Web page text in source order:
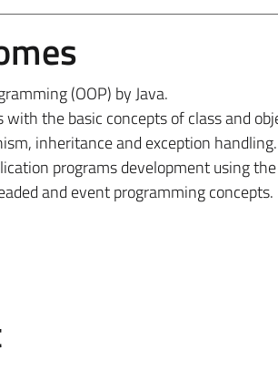
(OOP) by Java.
the basic concepts of class and
inheritance and exception handling.
programs development using the
and event programming concepts.